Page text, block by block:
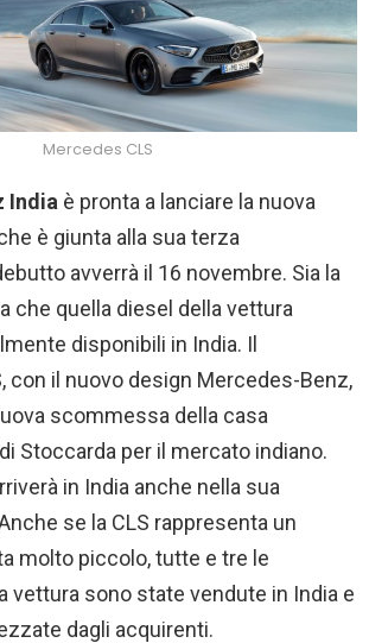
Mercedes CLS
India è pronta a lanciare la nuova
è giunta alla sua terza
avverrà il 16 novembre. Sia la
che quella diesel della vettura
disponibili in India. Il
con il nuovo design Mercedes-Benz,
scommessa della casa
Stoccarda per il mercato indiano.
in India anche nella sua
se la CLS rappresenta un
molto piccolo, tutte e tre le
vettura sono state vendute in India e
dagli acquirenti.